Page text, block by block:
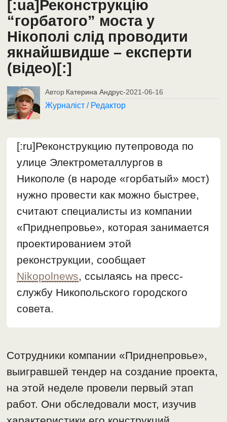
[:ua]Реконструкцію
“горбатого” моста у
Нікополі слід проводити
якнайшвидше – експерти
(відео)[:]
Автор Катерина Андрус-2021-06-16
Журналіст / Редактор
[:ru]Реконструкцию путепровода по
улице Электрометаллургов в
Никополе (в народе «горбатый» мост)
нужно провести как можно быстрее,
считают специалисты из компании
«Приднепровье», которая занимается
проектированием этой
реконструкции, сообщает
Nikopolnews, ссылаясь на пресс-
службу Никопольского городского
совета.
Сотрудники компании «Приднепровье»,
выигравшей тендер на создание проекта,
на этой неделе провели первый этап
работ. Они обследовали мост, изучив